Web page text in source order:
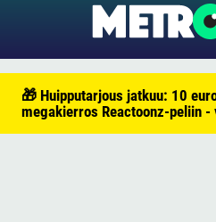
🎁 Huipputarjous jatkuu: 10
megakierros Reactoonz-peliin -